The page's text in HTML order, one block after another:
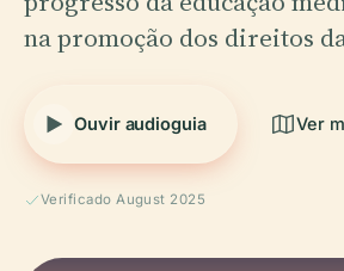
na promoção dos direitos
Ouvir audioguia Ver
Verificado August 2025